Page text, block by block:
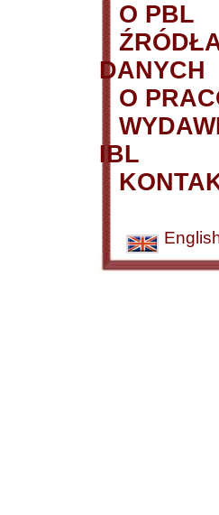
O PBL
DANYCH
O
IBL